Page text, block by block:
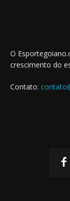
O
crescimento do
Contato: